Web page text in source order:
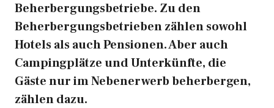
Beherbergungsbetriebe. Zu den
Beherbergungsbetrieben zählen sowohl
Hotels als auch Pensionen. Aber auch
Campingplätze und Unterkünfte, die
Gäste nur im Nebenerwerb beherbergen,
zählen dazu.